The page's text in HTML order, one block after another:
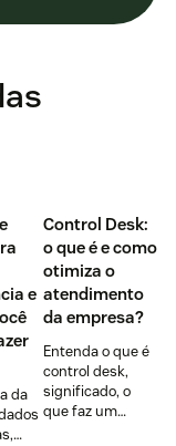
e
da
Control Desk:
o que é e como
otimiza o
atendimento
da empresa?
Entenda o que é
control desk,
significado, o
que faz um